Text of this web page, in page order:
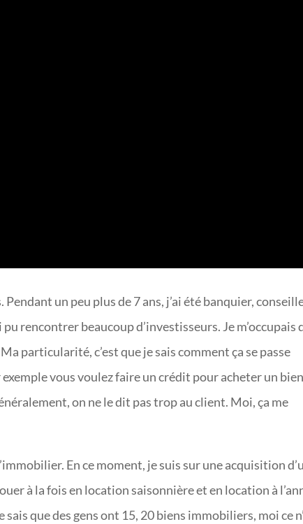
Pendant un peu plus de 7 ans, j’ai été banquier,
rencontrer beaucoup d’investisseurs. Je m’occupais
particularité, c’est que je sais comment ça se passe
exemple vous voulez faire un crédit pour acheter un
on ne le dit pas trop au client. Moi, ça me
En ce moment, je suis sur une acquisition
à la fois en location saisonnière et en location à
que des gens ont 15, 20 biens immobiliers, moi ce